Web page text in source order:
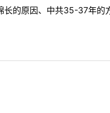
的原因、中共35-37年